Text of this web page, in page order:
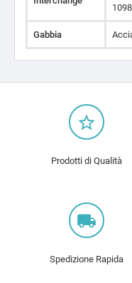
Gabbia
star_border
Prodotti di Qualità
local_shipping
Spedizione Rapida